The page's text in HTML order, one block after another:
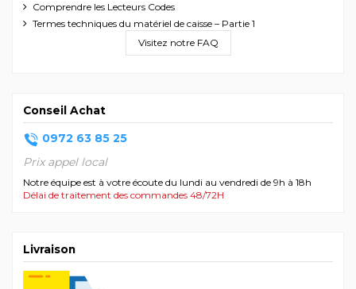
Comprendre les Lecteurs Codes
Termes techniques du matériel de caisse – Partie 1
Visitez notre FAQ
Conseil Achat
0972 63 85 25
Prix appel local
Notre équipe est à votre écoute du lundi au vendredi de 9h à 18h
Délai de traitement des commandes 48/72H
Livraison